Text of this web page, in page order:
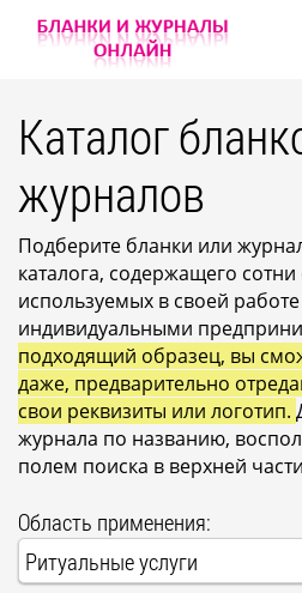
Каталог
журналов
Подберите бланки или
каталога, содержащего
используемых в своей
индивидуальными
подходящий образец, вы
даже, предварительно
свои реквизиты или логотип.
журнала по названию,
полем поиска в верхней
Область применения:
Ритуальные услуги